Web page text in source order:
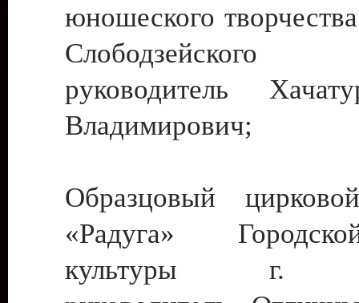
юношеского
руководитель
Владимирович;
Образцовый
«Радуга»
культуры г.